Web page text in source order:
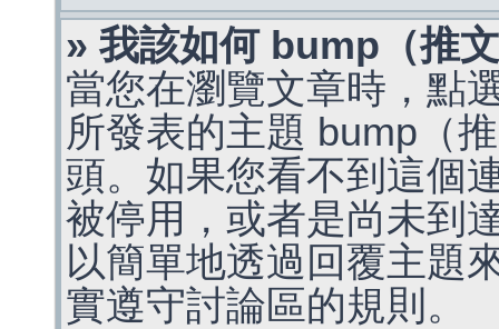
» 我該如何 bump（推
當您在瀏覽文章時，點
所發表的主題 bump（
頭。如果您看不到這個
被停用，或者是尚未到
以簡單地透過回覆主題
實遵守討論區的規則。